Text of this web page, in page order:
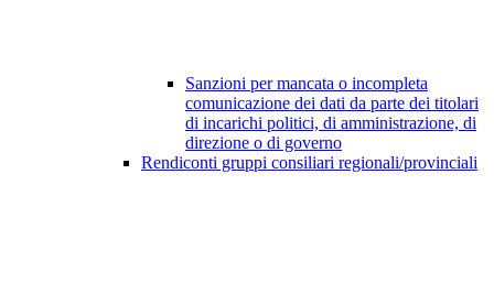
Sanzioni per mancata o incompleta
comunicazione dei dati da parte dei titolari
di incarichi politici, di amministrazione, di
direzione o di governo
Rendiconti gruppi consiliari regionali/provinciali